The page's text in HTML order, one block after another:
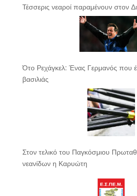
Τέσσερις νεαροί παραμένουν στον
Ότο Ρεχάγκελ: Ένας Γερμανός που
βασιλιάς
Στον τελικό του Παγκόσμιου
νεανίδων η Καρυώτη